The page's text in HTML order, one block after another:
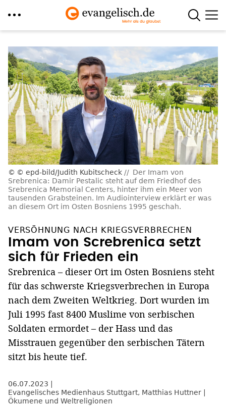
zum
Inhalt
© epd-bild/Judith Kubitscheck
Der Imam von
Srebrenica: Damir Pestalic steht auf dem Friedhof des
Srebrenica Memorial Centers, hinter ihm ein Meer von
tausenden Grabsteinen. Im Audiointerview erklärt er was
an diesem Ort im Osten Bosniens 1995 geschah.
VERSÖHNUNG NACH KRIEGSVERBRECHEN
Imam von Screbrenica setzt
sich für Frieden ein
Srebrenica – dieser Ort im Osten Bosniens steht
für das schwerste Kriegsverbrechen in Europa
nach dem Zweiten Weltkrieg. Dort wurden im
Juli 1995 fast 8400 Muslime von serbischen
Soldaten ermordet – der Hass und das
Misstrauen gegenüber den serbischen Tätern
sitzt bis heute tief.
06.07.2023
Evangelisches Medienhaus Stuttgart, Matthias Huttner
Ökumene und Weltreligionen